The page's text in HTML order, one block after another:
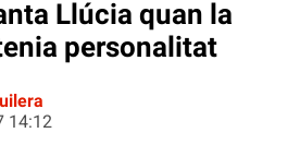
Llúcia quan la
personalitat
14:12